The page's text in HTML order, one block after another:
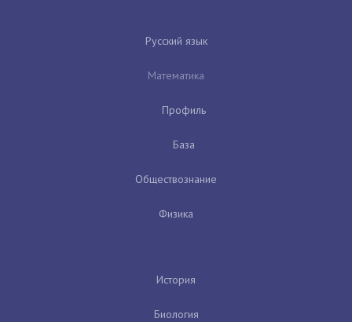
Русский язык
Математика
Профиль
База
Обществознание
Физика
История
Биология